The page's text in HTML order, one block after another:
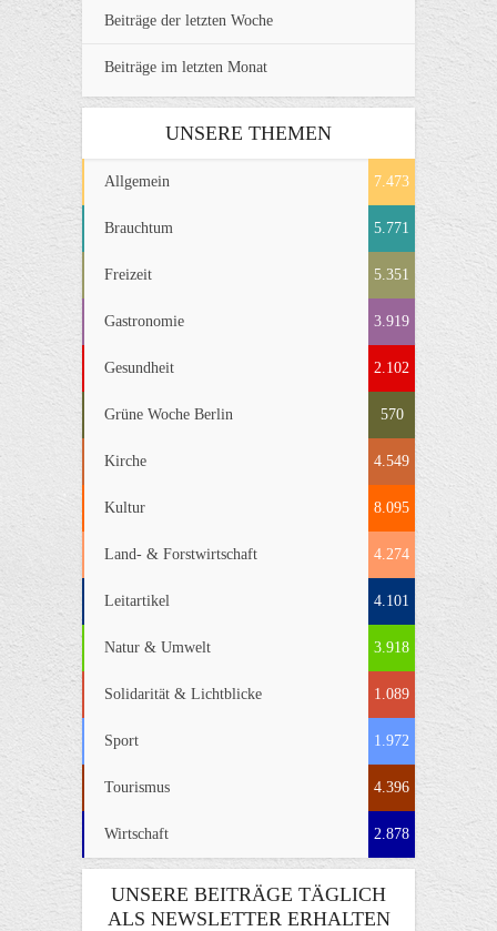
Beiträge der letzten Woche
Beiträge im letzten Monat
UNSERE THEMEN
Allgemein 7.473
Brauchtum 5.771
Freizeit 5.351
Gastronomie 3.919
Gesundheit 2.102
Grüne Woche Berlin 570
Kirche 4.549
Kultur 8.095
Land- & Forstwirtschaft 4.274
Leitartikel 4.101
Natur & Umwelt 3.918
Solidarität & Lichtblicke 1.089
Sport 1.972
Tourismus 4.396
Wirtschaft 2.878
UNSERE BEITRÄGE TÄGLICH
ALS NEWSLETTER ERHALTEN